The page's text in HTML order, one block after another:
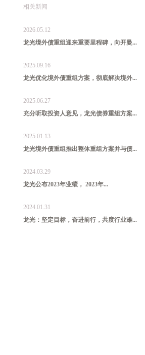
相关新闻
2026.05.12
龙光境外债重组迎来重要里程碑，向开曼...
2025.09.16
龙光优化境外债重组方案，彻底解决境外...
2025.06.27
充分听取投资人意见，龙光债券重组方案...
2025.01.13
龙光境外债重组推出整体重组方案并与债...
2024.03.29
龙光公布2023年业绩， 2023年...
2024.01.31
龙光：坚定目标，奋进前行，共度行业难...